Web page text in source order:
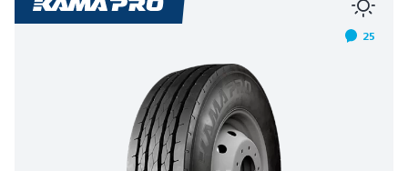
25